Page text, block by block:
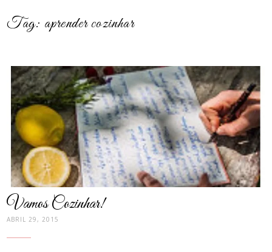
Tag: aprender cozinhar
post
thumbnail
Vamos Cozinhar!
ABRIL 29, 2015